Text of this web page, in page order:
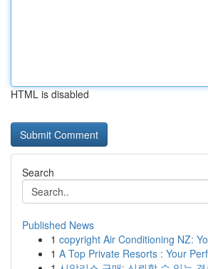
HTML is disabled
Search
Published News
1 copyright Air Conditioning NZ:
1 A Top Private Resorts : Your